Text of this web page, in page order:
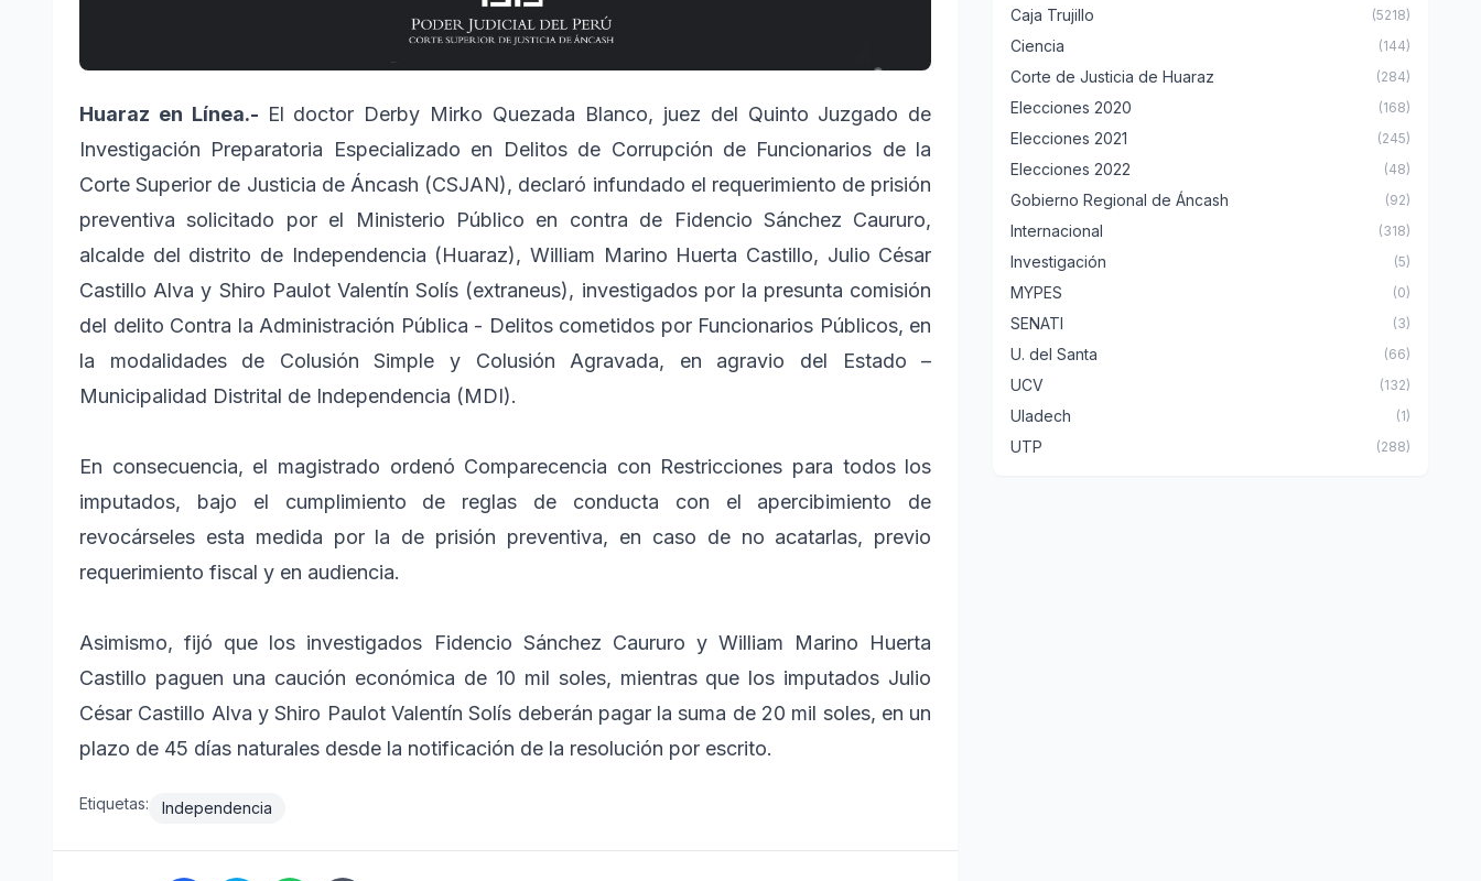
Huaraz en Línea.- El doctor Derby Mirko Quezada Blanco, juez del Quinto Juzgado de
Investigación Preparatoria Especializado en Delitos de Corrupción de Funcionarios de la
Corte Superior de Justicia de Áncash (CSJAN), declaró infundado el requerimiento de prisión
preventiva solicitado por el Ministerio Público en contra de Fidencio Sánchez Caururo,
alcalde del distrito de Independencia (Huaraz), William Marino Huerta Castillo, Julio César
Castillo Alva y Shiro Paulot Valentín Solís (extraneus), investigados por la presunta comisión
del delito Contra la Administración Pública - Delitos cometidos por Funcionarios Públicos, en
la modalidades de Colusión Simple y Colusión Agravada, en agravio del Estado –
Municipalidad Distrital de Independencia (MDI).
En consecuencia, el magistrado ordenó Comparecencia con Restricciones para todos los
imputados, bajo el cumplimiento de reglas de conducta con el apercibimiento de
revocárseles esta medida por la de prisión preventiva, en caso de no acatarlas, previo
requerimiento fiscal y en audiencia.
Asimismo, fijó que los investigados Fidencio Sánchez Caururo y William Marino Huerta
Castillo paguen una caución económica de 10 mil soles, mientras que los imputados Julio
César Castillo Alva y Shiro Paulot Valentín Solís deberán pagar la suma de 20 mil soles, en un
plazo de 45 días naturales desde la notificación de la resolución por escrito.
Etiquetas: Independencia
Caja Trujillo (5218)
Ciencia (144)
Corte de Justicia de Huaraz (284)
Elecciones 2020 (168)
Elecciones 2021 (245)
Elecciones 2022 (48)
Gobierno Regional de Áncash (92)
Internacional (318)
Investigación (5)
MYPES (0)
SENATI (3)
U. del Santa (66)
UCV (132)
Uladech (1)
UTP (288)